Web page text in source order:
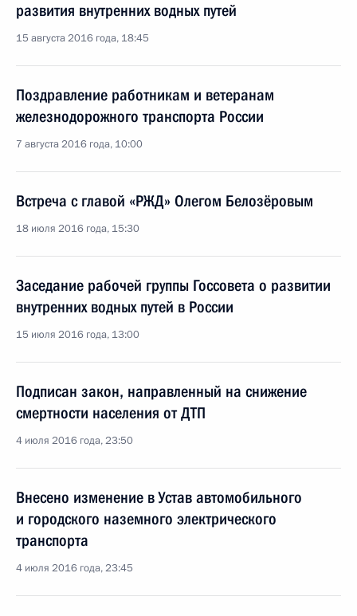
развития внутренних водных путей
15 августа 2016 года, 18:45
Поздравление работникам и ветеранам
железнодорожного транспорта России
7 августа 2016 года, 10:00
Встреча с главой «РЖД» Олегом Белозёровым
18 июля 2016 года, 15:30
Заседание рабочей группы Госсовета о развитии
внутренних водных путей в России
15 июля 2016 года, 13:00
Подписан закон, направленный на снижение
смертности населения от ДТП
4 июля 2016 года, 23:50
Внесено изменение в Устав автомобильного
и городского наземного электрического
транспорта
4 июля 2016 года, 23:45